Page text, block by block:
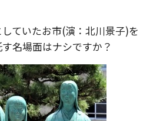
ていたお市(演：北川景子)を
名場面はナシですか？